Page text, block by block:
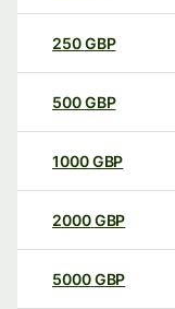
250GBP
500GBP
1000GBP
2000GBP
5000GBP